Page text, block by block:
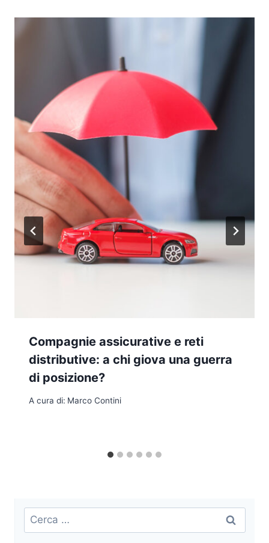
Compagnie assicurative e reti
distributive: a chi giova una guerra
di posizione?
A cura di: Marco Contini
Ricerca
per: